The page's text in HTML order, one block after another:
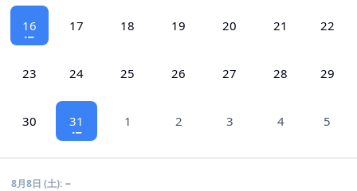
16 17 18 19 20 21 22
23 24 25 26 27 28 29
30 31 1 2 3 4 5
8月8日 (土): –